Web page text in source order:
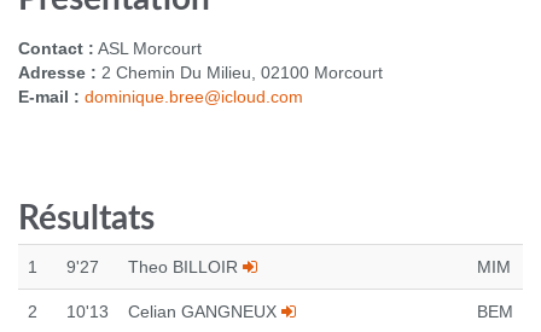
Contact : ASL Morcourt
Adresse : 2 Chemin Du Milieu, 02100 Morcourt
E-mail : dominique.bree@icloud.com
Résultats
1 9'27 Theo BILLOIR MIM
2 10'13 Celian GANGNEUX BEM